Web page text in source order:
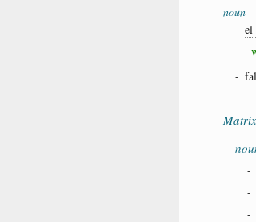
noun
- el
-
-
-
-